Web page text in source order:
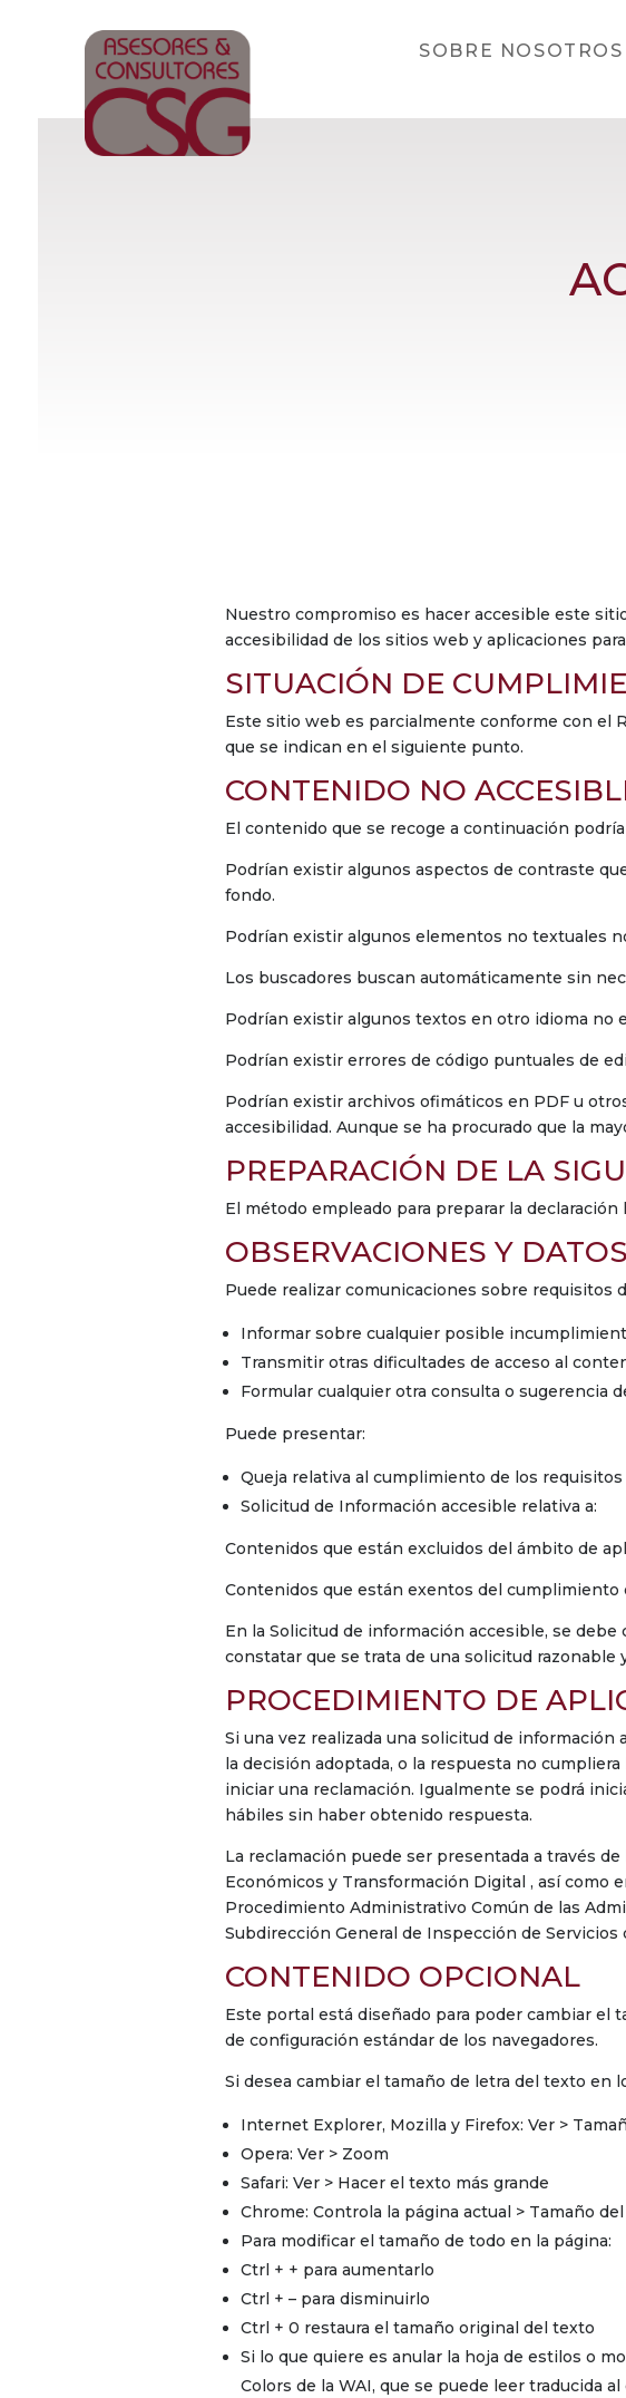
SOBRE NOSOTROS
Nuestro compromiso es hacer accesible este
accesibilidad de los sitios web y aplicaciones
SITUACIÓN DE
Este sitio web es parcialmente conforme con el
que se indican en el siguiente punto.
CONTENIDO NO
El contenido que se recoge a continuación
Podrían existir algunos aspectos de contraste
fondo.
Podrían existir algunos elementos no textuales
Los buscadores buscan automáticamente sin
Podrían existir algunos textos en otro idioma no
Podrían existir errores de código puntuales de
Podrían existir archivos ofimáticos en PDF u
accesibilidad. Aunque se ha procurado que la
PREPARACIÓN DE LA
El método empleado para preparar la
OBSERVACIONES Y
Puede realizar comunicaciones sobre requisitos
Informar sobre cualquier posible
Transmitir otras dificultades de acceso al
Formular cualquier otra consulta o sugerencia
Puede presentar:
Queja relativa al cumplimiento de los requisitos
Solicitud de Información accesible relativa a:
Contenidos que están excluidos del ámbito de
Contenidos que están exentos del
En la Solicitud de información accesible, se
constatar que se trata de una solicitud razonable
PROCEDIMIENTO DE
Si una vez realizada una solicitud de información
la decisión adoptada, o la respuesta no
iniciar una reclamación. Igualmente se podrá
hábiles sin haber obtenido respuesta.
La reclamación puede ser presentada a través
Económicos y Transformación Digital , así como
Procedimiento Administrativo Común de las
Subdirección General de Inspección de Servicios
CONTENIDO OPCIONAL
Este portal está diseñado para poder cambiar el
de configuración estándar de los navegadores.
Si desea cambiar el tamaño de letra del texto
Internet Explorer, Mozilla y Firefox: Ver >
Opera: Ver > Zoom
Safari: Ver > Hacer el texto más grande
Chrome: Controla la página actual > Tamaño
Para modificar el tamaño de todo en la página:
Ctrl + + para aumentarlo
Ctrl + – para disminuirlo
Ctrl + 0 restaura el tamaño original del texto
Si lo que quiere es anular la hoja de estilos o
Colors de la WAI, que se puede leer traducida